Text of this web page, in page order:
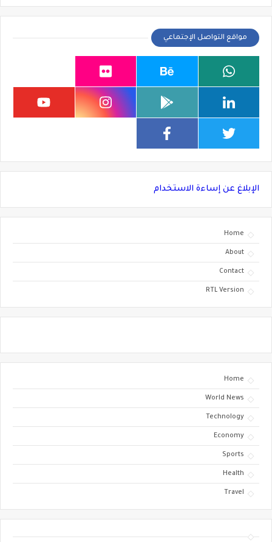
مواقع التواصل الإجتماعي
الإبلاغ عن إساءة الاستخدام
Home
About
Contact
RTL Version
Home
World News
Technology
Economy
Sports
Health
Travel